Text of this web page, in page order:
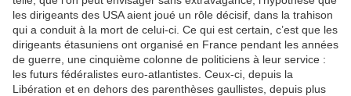
les dirigeants des USA aient joué un rôle décisif, dans la trahison
qui a conduit à la mort de celui-ci. Ce qui est certain, c’est que les
dirigeants étasuniens ont organisé en France pendant les années
de guerre, une cinquième colonne de politiciens à leur service :
les futurs fédéralistes euro-atlantistes. Ceux-ci, depuis la
Libération et en dehors des parenthèses gaullistes, depuis plus